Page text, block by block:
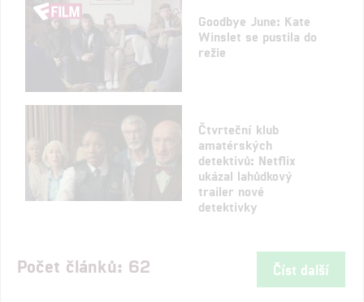
Goodbye June: Kate
Winslet se pustila do
režie
Čtvrteční klub
amatérských
detektivů: Netflix
ukázal lahůdkový
trailer nové
detektivky
Počet článků: 62 Číst další